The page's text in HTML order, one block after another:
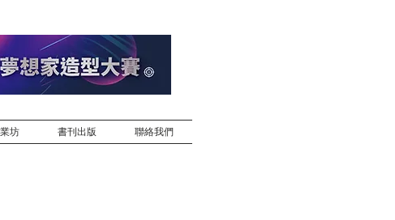
坊 書刊出版 聯絡我們